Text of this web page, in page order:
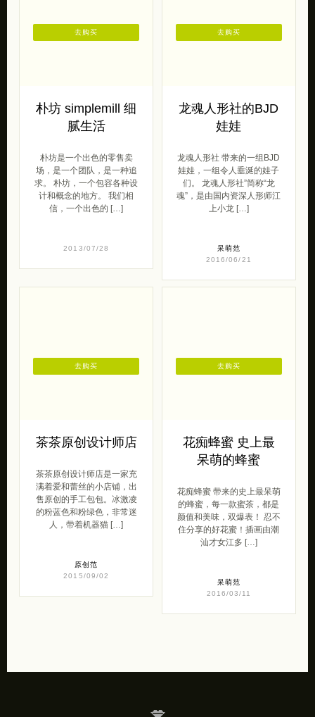
朴坊 simplemill 细
腻生活
朴坊是一个出色的零售卖
场，是一个团队，是一种追
求。 朴坊，一个包容各种设
计和概念的地方。 我们相
信，一个出色的 […]
2013/07/28
去购买
龙魂人形社的BJD
娃娃
龙魂人形社 带来的一组BJD
娃娃，一组令人垂涎的娃子
们。 龙魂人形社”简称“龙
魂”，是由国内资深人形师江
上小龙 […]
呆萌范
2016/06/21
去购买
茶茶原创设计师店
茶茶原创设计师店是一家充
满着爱和蕾丝的小店铺，出
售原创的手工包包。冰激凌
的粉蓝色和粉绿色，非常迷
人，带着机器猫 […]
原创范
2015/09/02
去购买
花痴蜂蜜 史上最
呆萌的蜂蜜
花痴蜂蜜 带来的史上最呆萌
的蜂蜜，每一款蜜茶，都是
颜值和美味，双爆表！ 忍不
住分享的好花蜜！插画由潮
汕才女江多 […]
呆萌范
2016/03/11
去购买